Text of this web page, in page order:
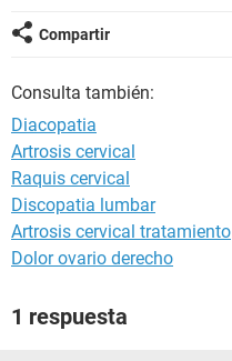
Compartir
Consulta también:
Diacopatia
Artrosis cervical
Raquis cervical
Discopatia lumbar
Artrosis cervical tratamiento
Dolor ovario derecho
1 respuesta